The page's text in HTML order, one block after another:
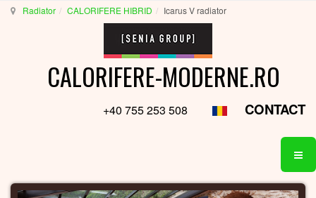
Radiator CALORIFERE HIBRID Icarus V radiator
CALORIFERE-MODERNE.RO
+40 755 253 508 CONTACT